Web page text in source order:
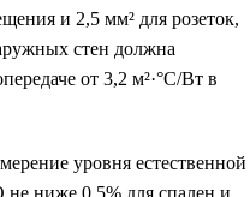
и 2,5 мм² для розеток,
стен должна
от 3,2 м²·°C/Вт в
уровня естественной
ниже 0,5% для спален и